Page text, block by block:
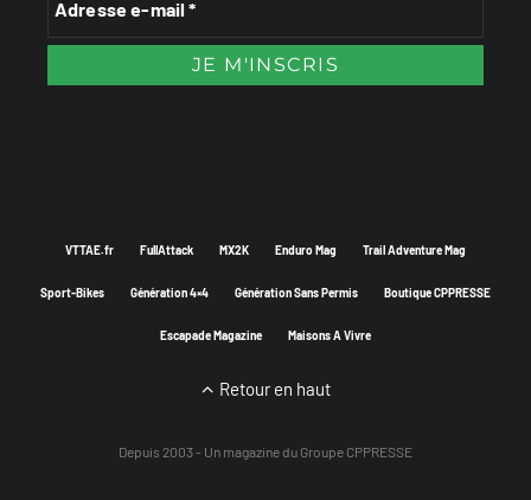
VTTAE.fr FullAttack MX2K Enduro Mag Trail Adventure Mag
Sport-Bikes Génération 4×4 Génération Sans Permis Boutique CPPRESSE
Escapade Magazine Maisons A Vivre
Retour en haut
Depuis 2003 - Un magazine du Groupe CPPRESSE